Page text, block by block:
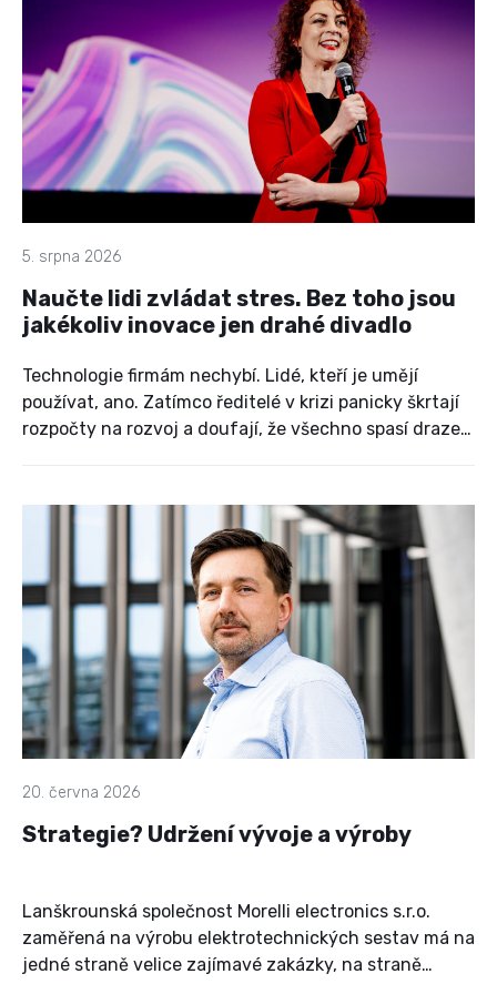
5. srpna 2026
Naučte lidi zvládat stres. Bez toho jsou
jakékoliv inovace jen drahé divadlo
Technologie firmám nechybí. Lidé, kteří je umějí
používat, ano. Zatímco ředitelé v krizi panicky škrtají
rozpočty na rozvoj a doufají, že všechno spasí draze
mrhání penězi. Místo zázračných zkratek a
bezhlavého tlačení na výkon nabízí střízlivý pohled na
to, jak ve firmách probudit adaptaci, nezabít
kreativitu a nevyhořet.
20. června 2026
Strategie? Udržení vývoje a výroby
Lanškrounská společnost Morelli electronics s.r.o.
zaměřená na výrobu elektrotechnických sestav má na
jedné straně velice zajímavé zakázky, na straně